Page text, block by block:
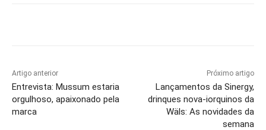
Artigo anterior
Entrevista: Mussum estaria
orgulhoso, apaixonado pela
marca
Próximo artigo
Lançamentos da Sinergy,
drinques nova-iorquinos da
Wäls: As novidades da
semana